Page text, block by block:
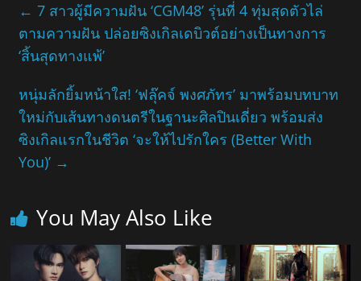
← 7 สาวผู้มีความฝัน ‘CGM48’ รุ่นที่ 4 ทุ่มสุดตัวไล่
ตามความฝัน ปล่อยซิงเกิลเดบิวต์อย่างเป็นทางการ
‘สิ้นสุดทางแพ้’
หนุ่มลักยิ้มหน้าใส! ‘ฟลุ๊คจ์ พงศภัทร’ มาพร้อมบทบาท
ใหม่กับเส้นทางดนตรีในฐานะศิลปินเดี่ยว พร้อมส่ง
ซิงเกิลแรกในชีวิต ‘จะให้ไปรักใคร (Better With
You)’ →
You May Also Like